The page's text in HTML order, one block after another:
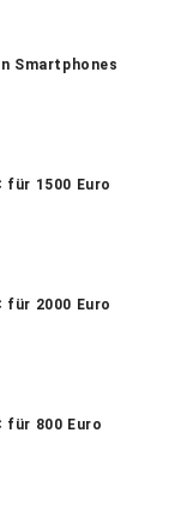
Smartphones
für 1500 Euro
für 2000 Euro
für 800 Euro